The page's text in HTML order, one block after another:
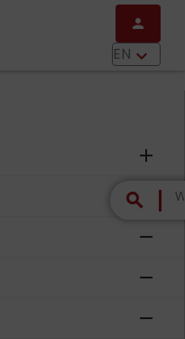
to main content
person
EN keyboard_arrow_down
search
add
remove
remove
remove
remove